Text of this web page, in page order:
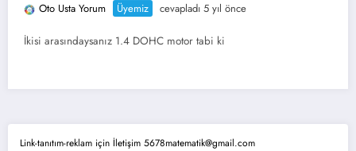
Oto Usta Yorum Üyemiz cevapladı 5 yıl önce
İkisi arasındaysanız 1.4 DOHC motor tabi ki
Link-tanıtım-reklam için İletişim 5678matematik@gmail.com